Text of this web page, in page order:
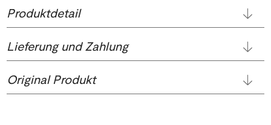
Produktdetail
Lieferung und Zahlung
Original Produkt